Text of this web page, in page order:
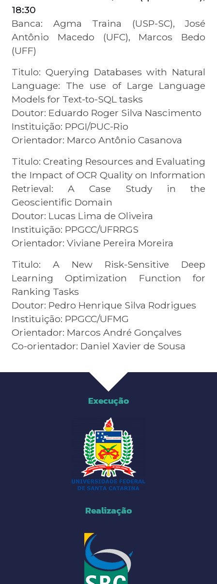
18:30
Banca: Agma Traina (USP-SC), José
Antônio Macedo (UFC), Marcos Bedo
(UFF)
Titulo: Querying Databases with Natural
Language: The use of Large Language
Models for Text-to-SQL tasks
Doutor: Eduardo Roger Silva Nascimento
Instituição: PPGI/PUC-Rio
Orientador: Marco Antônio Casanova
Titulo: Creating Resources and Evaluating
the Impact of OCR Quality on Information
Retrieval: A Case Study in the
Geoscientific Domain
Doutor: Lucas Lima de Oliveira
Instituição: PPGCC/UFRRGS
Orientador: Viviane Pereira Moreira
Titulo: A New Risk-Sensitive Deep
Learning Optimization Function for
Ranking Tasks
Doutor: Pedro Henrique Silva Rodrigues
Instituição: PPGCC/UFMG
Orientador: Marcos André Gonçalves
Co-orientador: Daniel Xavier de Sousa
Execução
Realização